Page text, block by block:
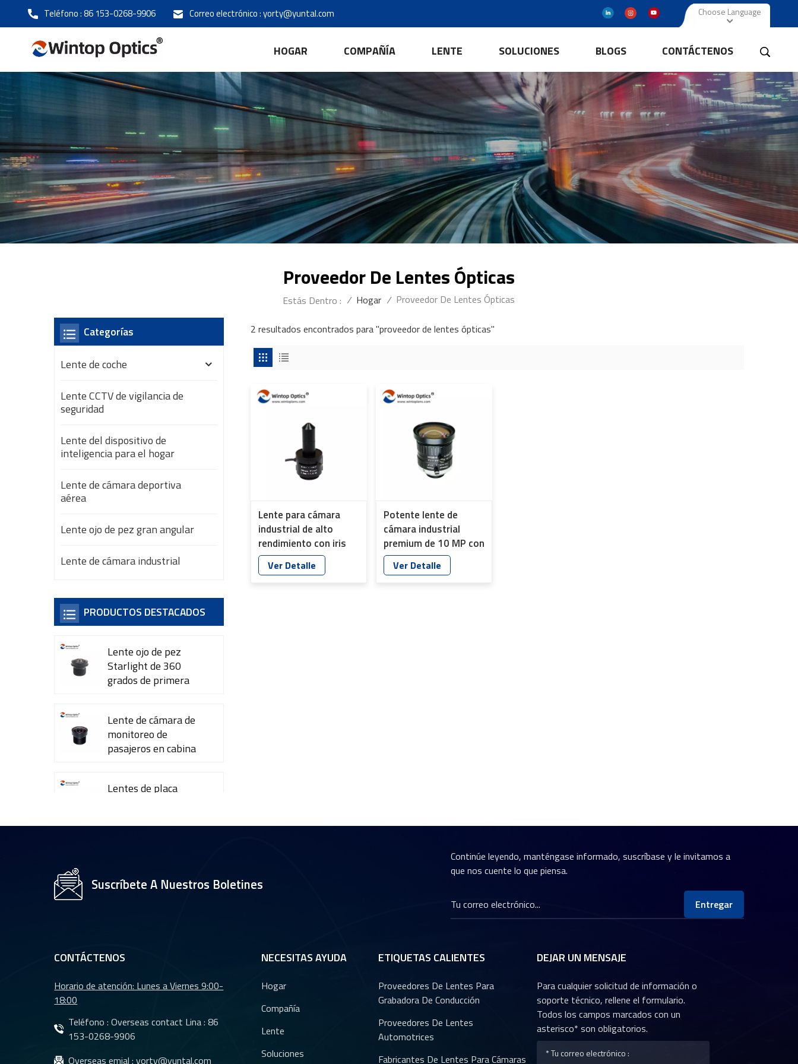
Teléfono :86 153-0268-9906 Correo electrónico :yorty@yuntal.com Choose Language
HOGAR COMPAÑÍA LENTE SOLUCIONES BLOGS CONTÁCTENOS
Proveedor De Lentes Ópticas
Estás Dentro : / Hogar / Proveedor De Lentes Ópticas
2 resultados encontrados para "proveedor de lentes ópticas"
Lente para cámara
industrial de alto
rendimiento con iris
automático, 2 MP,
1/2,5" y 2,8 mm de
Ver Detalle
Potente lente de
cámara industrial
premium de 10 MP con
excelente calidad de
imagen YT-4853
Ver Detalle
Categorías
Lente de coche
Lente CCTV de vigilancia de
seguridad
Lente del dispositivo de
inteligencia para el hogar
Lente de cámara deportiva
aérea
Lente ojo de pez gran angular
Lente de cámara industrial
PRODUCTOS DESTACADOS
Lente ojo de pez
Starlight de 360 ​​
grados de primera
Lente de cámara de
monitoreo de
pasajeros en cabina
Lentes de placa
1/2,7" YT-4983P-A2
resolución 4K YT-
con visión nocturna
YT-7610-C1
Lentes DMS Lentes
de cámara de
monitoreo de
Lentes CMS
Suscríbete A Nuestros Boletines
Continúe leyendo, manténgase informado, suscríbase y le invitamos a
que nos cuente lo que piensa.
Entregar
CONTÁCTENOS
Horario de atención: Lunes a Viernes 9:00-
18:00
Teléfono : Overseas contact Lina :86
153-0268-9906
Overseas emial :yorty@yuntal.com
NECESITAS AYUDA
Hogar
Compañía
Lente
Soluciones
ETIQUETAS CALIENTES
Proveedores De Lentes Para
Grabadora De Conducción
Proveedores De Lentes
Automotrices
Fabricantes De Lentes Para Cámaras
DEJAR UN MENSAJE
Para cualquier solicitud de información o
soporte técnico, rellene el formulario.
Todos los campos marcados con un
asterisco* son obligatorios.